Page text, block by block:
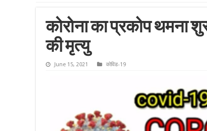
कोरोना का प्रकोप थमना
की मृत्यु
June 15, 2021 कोविड-19